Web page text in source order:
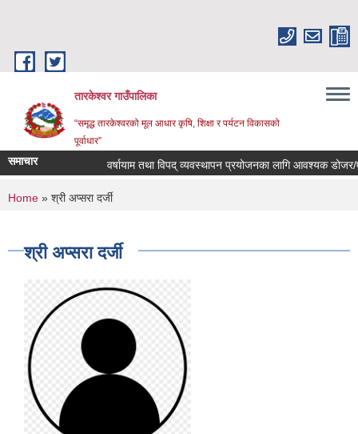
तारकेश्वर गाउँपालिका
“समृद्ध तारकेश्वरको मूल आधार कृषि, शिक्षा र पर्यटन विकासको
पूर्वाधार”
समाचार वर्षायाम तथा विपद् व्यवस्थापन प्रयोजनका लागि आवश्यक डोजर/
You are here
Home » श्री अप्सरा दर्जी
श्री अप्सरा दर्जी